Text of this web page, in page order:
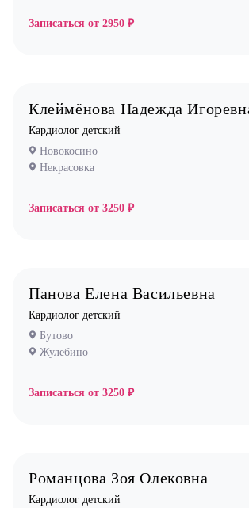
Оториноларинголог (лор)
Психиатр
Психолог
Пульмонолог
Стоматолог имплантолог
Стоматолог ортодонт
Врач УЗИ
Уролог
Физиотерапевт
Записаться от 2950 ₽
Клеймёнова Надежда
Кардиолог детский
Новокосино
Некрасовка
Записаться от 3250 ₽
Панова Елена Васильевна
Кардиолог детский
Бутово
Жулебино
Записаться от 3250 ₽
Романцова Зоя Олековна
Кардиолог детский